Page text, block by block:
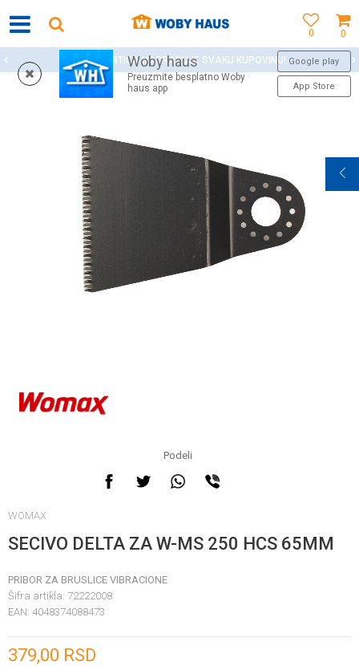
0
0
Woby haus
Preuzmite besplatno Woby
haus app
Google play
App Store
WOBY KARTICA NAGRAĐUJE SVAKU KUPOVINU!
Podeli
WOMAX
SECIVO DELTA ZA W-MS 250 HCS 65MM
PRIBOR ZA BRUSLICE VIBRACIONE
Šifra artikla: 72222008
EAN: 4048374088473
379,00 RSD